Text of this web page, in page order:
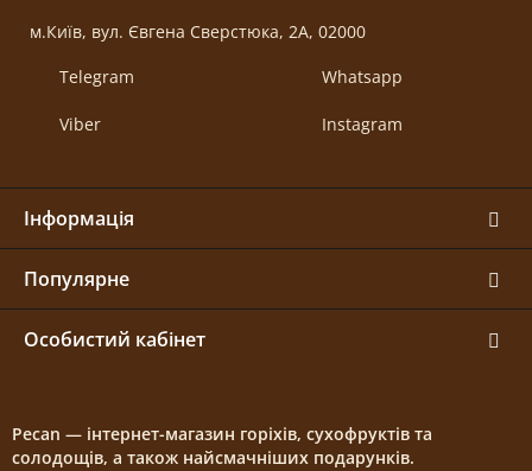
м.Київ, вул. Євгена Сверстюка, 2А, 02000
Telegram
Viber
Whatsapp
Instagram
Інформація
Популярне
Особистий кабінет
Pecan — інтернет-магазин горіхів, сухофруктів та
солодощів, а також найсмачніших подарунків.